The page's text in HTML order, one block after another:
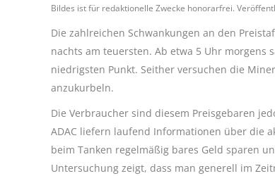
Bildes ist für redaktionelle Zwecke honorarfrei.
Die zahlreichen Schwankungen an den
nachts am teuersten. Ab etwa 5 Uhr
niedrigsten Punkt. Seither versuchen die
anzukurbeln.
Die Verbraucher sind diesem Preisgebaren
ADAC liefern laufend Informationen über die
beim Tanken regelmäßig bares Geld sparen
Untersuchung zeigt, dass man generell im